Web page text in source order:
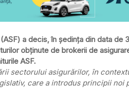
a decis, în şedinţa din data de
obţinute de brokerii de
ASF.
sectorului asigurărilor, în
care a introdus principii noi